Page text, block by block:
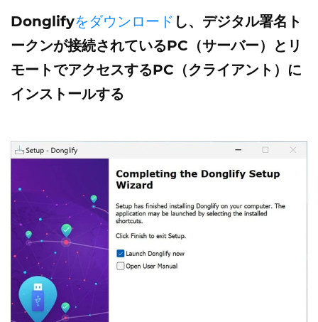
Donglifyをダウンロード し、デジタル署名ト
ークンが接続されているPC（サーバー）とリ
モートでアクセスするPC（クライアント）に
インストールする